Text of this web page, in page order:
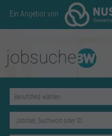
Ein Angebot von